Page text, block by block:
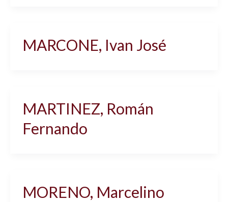
MARCONE, Ivan José
MARTINEZ, Román
Fernando
MORENO, Marcelino